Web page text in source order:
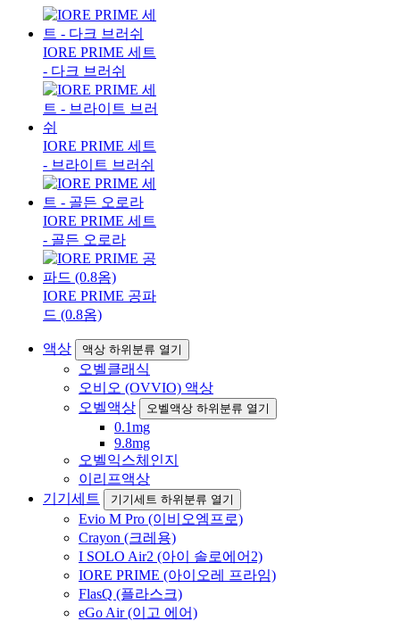
IORE PRIME 세트
- 다크 브러쉬
IORE PRIME 세트
- 브라이트 브러쉬
IORE PRIME 세트
- 골든 오로라
IORE PRIME 공파
드 (0.8옴)
액상 액상 하위분류 열기
오벨클래식
오비오 (OVVIO) 액상
오벨액상
오벨액상 하위분류 열기
0.1mg
9.8mg
오벨익스체인지
이리프액상
기기세트
기기세트 하위분류 열기
Evio M Pro (이비오엠프로)
Crayon (크레용)
I SOLO Air2 (아이 솔로에어2)
IORE PRIME (아이오레 프라임)
FlasQ (플라스크)
eGo Air (이고 에어)